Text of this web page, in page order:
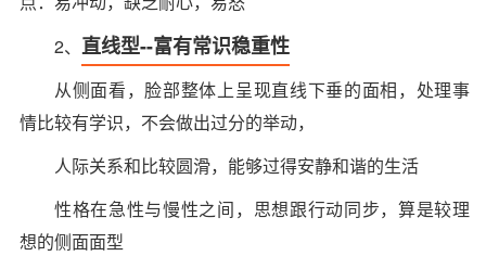
2、 直线型--富有常识稳重性
从侧面看，脸部整体上呈现直线下垂的面相，处理事
情比较有学识，不会做出过分的举动，
人际关系和比较圆滑，能够过得安静和谐的生活
性格在急性与慢性之间，思想跟行动同步，算是较理
想的侧面面型